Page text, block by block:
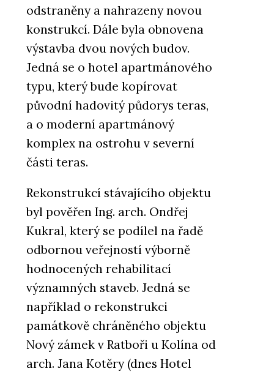
odstraněny a nahrazeny novou
konstrukcí. Dále byla obnovena
výstavba dvou nových budov.
Jedná se o hotel apartmánového
typu, který bude kopírovat
původní hadovitý půdorys teras,
a o moderní apartmánový
komplex na ostrohu v severní
části teras.
Rekonstrukcí stávajícího objektu
byl pověřen Ing. arch. Ondřej
Kukral, který se podílel na řadě
odbornou veřejností výborně
hodnocených rehabilitací
významných staveb. Jedná se
například o rekonstrukci
památkově chráněného objektu
Nový zámek v Ratboři u Kolína od
arch. Jana Kotěry (dnes Hotel